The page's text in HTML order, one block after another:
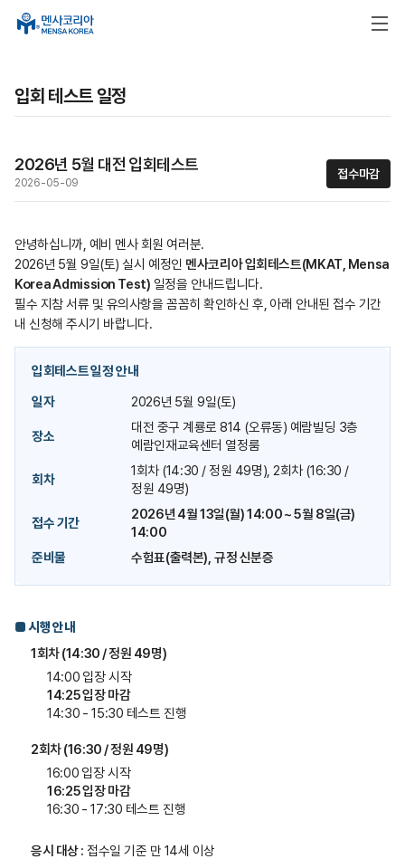
입회 테스트 일정
2026년 5월 대전 입회테스트 접수마감
2026-05-09
안녕하십니까, 예비 멘사 회원 여러분.
2026년 5월 9일(토) 실시 예정인 멘사코리아 입회테스트(MKAT, Mensa
Korea Admission Test) 일정을 안내드립니다.
필수 지참 서류 및 유의사항을 꼼꼼히 확인하신 후, 아래 안내된 접수 기간
내 신청해 주시기 바랍니다.
입회테스트 일정 안내
일자
2026년 5월 9일(토)
장소
대전 중구 계룡로 814 (오류동) 예람빌딩 3층
예람인재교육센터 열정룸
회차
1회차 (14:30 / 정원 49명), 2회차 (16:30 /
정원 49명)
접수 기간
2026년 4월 13일(월) 14:00 ~ 5월 8일(금)
14:00
준비물
수험표(출력본), 규정 신분증
■ 시행 안내
1회차 (14:30 / 정원 49명)
14:00 입장 시작
14:25 입장 마감
14:30 - 15:30 테스트 진행
2회차 (16:30 / 정원 49명)
16:00 입장 시작
16:25 입장 마감
16:30 - 17:30 테스트 진행
응시 대상 : 접수일 기준 만 14세 이상